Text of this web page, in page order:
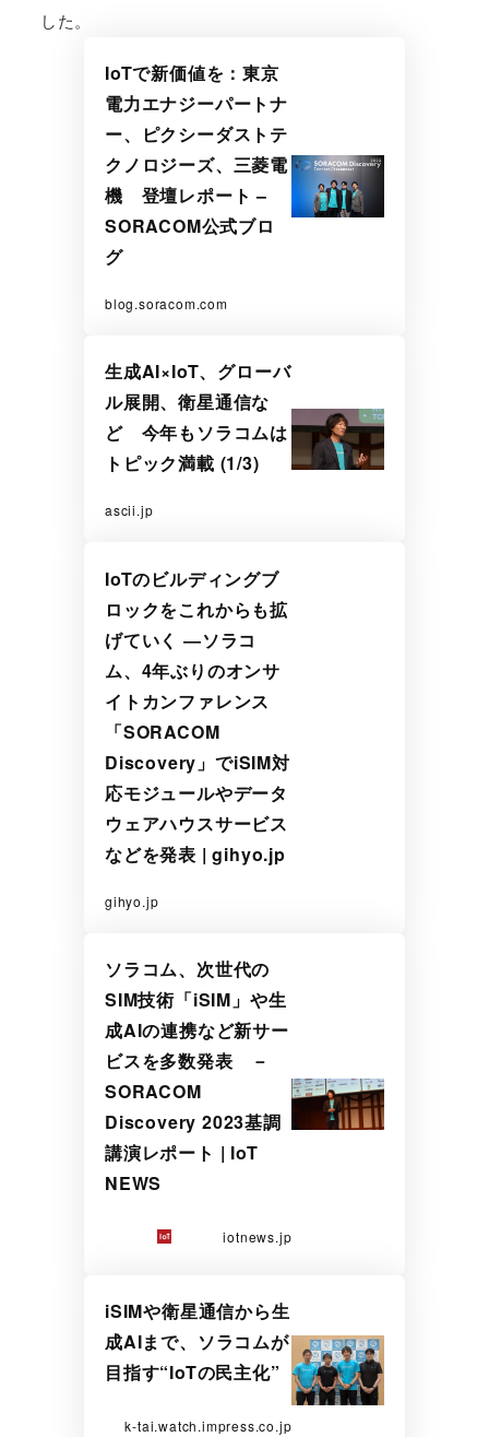
した。
IoTで新価値を：東京
電力エナジーパートナ
ー、ピクシーダストテ
クノロジーズ、三菱電
機 登壇レポート –
SORACOM公式ブロ
グ
blog.soracom.com
生成AI×IoT、グローバ
ル展開、衛星通信な
ど 今年もソラコムは
トピック満載 (1/3)
ascii.jp
IoTのビルディングブ
ロックをこれからも拡
げていく ―ソラコ
ム、4年ぶりのオンサ
イトカンファレンス
「SORACOM
Discovery」でiSIM対
応モジュールやデータ
ウェアハウスサービス
などを発表 | gihyo.jp
gihyo.jp
ソラコム、次世代の
SIM技術「iSIM」や生
成AIの連携など新サー
ビスを多数発表 －
SORACOM
Discovery 2023基調
講演レポート | IoT
NEWS
iotnews.jp
iSIMや衛星通信から生
成AIまで、ソラコムが
目指す“IoTの民主化”
k-tai.watch.impress.co.jp